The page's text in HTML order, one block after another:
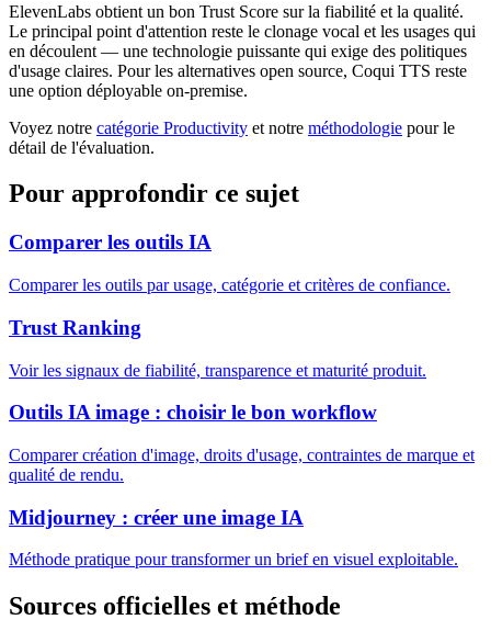
ElevenLabs obtient un bon Trust Score sur la fiabilité et la qualité.
Le principal point d'attention reste le clonage vocal et les usages qui
en découlent — une technologie puissante qui exige des politiques
d'usage claires. Pour les alternatives open source, Coqui TTS reste
une option déployable on-premise.
Voyez notre catégorie Productivity et notre méthodologie pour le
détail de l'évaluation.
Pour approfondir ce sujet
Comparer les outils IA
Comparer les outils par usage, catégorie et critères de confiance.
Trust Ranking
Voir les signaux de fiabilité, transparence et maturité produit.
Outils IA image : choisir le bon workflow
Comparer création d'image, droits d'usage, contraintes de marque et
qualité de rendu.
Midjourney : créer une image IA
Méthode pratique pour transformer un brief en visuel exploitable.
Sources officielles et méthode